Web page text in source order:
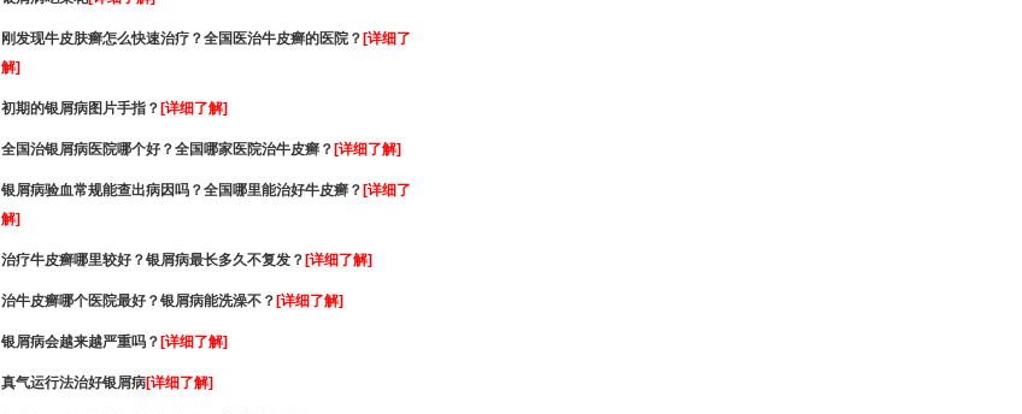
刚发现牛皮肤癣怎么快速治疗？全国医治牛皮癣的医院？[详细了
解]
初期的银屑病图片手指？[详细了解]
全国治银屑病医院哪个好？全国哪家医院治牛皮癣？[详细了解]
银屑病验血常规能查出病因吗？全国哪里能治好牛皮癣？[详细了
解]
治疗牛皮癣哪里较好？银屑病最长多久不复发？[详细了解]
治牛皮癣哪个医院最好？银屑病能洗澡不？[详细了解]
银屑病会越来越严重吗？[详细了解]
真气运行法治好银屑病[详细了解]